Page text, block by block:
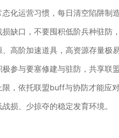
化运营习惯，每日清空陷阱制
缺口，不要囤积低阶兵种驻防
高阶加速道具，高资源存量极
参与要塞修建与驻防，共享
，依托联盟buff与协防才能应
损、少掠夺的稳定发育环境。